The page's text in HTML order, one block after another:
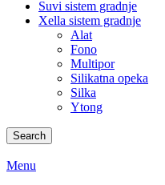
Suvi sistem gradnje
Xella sistem gradnje
Alat
Fono
Multipor
Silikatna opeka
Silka
Ytong
Search
Menu